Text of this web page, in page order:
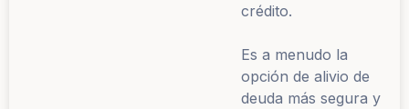
crédito.
Es a menudo la
opción de alivio de
deuda más segura y